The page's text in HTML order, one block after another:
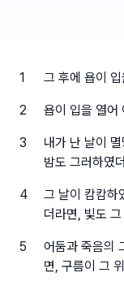
1 그 후에 욥이
2 욥이 입을 열어
3
내가 난 날이
밤도 그러하였
4
그 날이 캄캄하
더라면, 빛도
5
어둠과 죽음의
면, 구름이 그